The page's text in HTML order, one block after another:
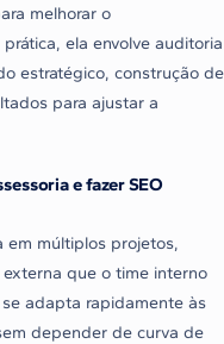
melhorar o
ela envolve auditoria
estratégico, construção de
para ajustar a
e fazer SEO
em múltiplos projetos,
que o time interno
adapta rapidamente às
depender de curva de